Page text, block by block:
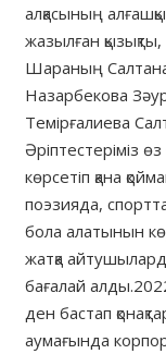
алқасының
жазылған
Шараның
Назарбекова
Темірғалиева
Әріптестеріміз
көрсетіп қана
поэзияда,
бола алатынын
жатқа
бағалай
ден бастап
аумағында